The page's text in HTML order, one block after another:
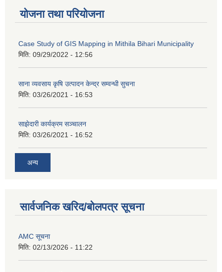
योजना तथा परियोजना
Case Study of GIS Mapping in Mithila Bihari Municipality
मिति: 09/29/2022 - 12:56
साना व्यवसाय कृषि उत्पादन केन्द्र सम्वन्धी सुचना
मिति: 03/26/2021 - 16:53
साझेदारी कार्यक्रम सञ्चालन
मिति: 03/26/2021 - 16:52
अन्य
सार्वजनिक खरिद/बोलपत्र सूचना
AMC सूचना
मिति: 02/13/2026 - 11:22